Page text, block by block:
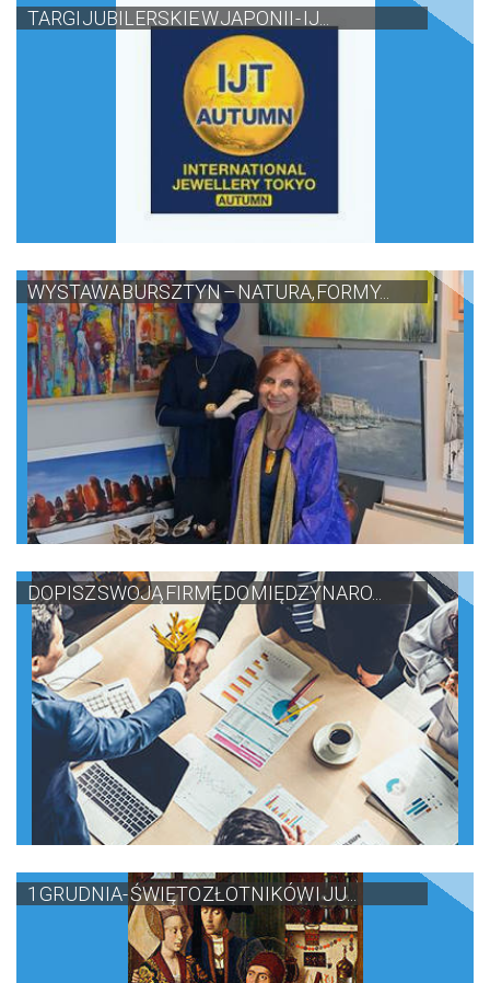
TARGI JUBILERSKIE W JAPONII - IJ...
WYSTAWA BURSZTYN – NATURA, FORMY...
DOPISZ SWOJĄ FIRMĘ DO MIĘDZYNARO...
1 GRUDNIA- ŚWIĘTO ZŁOTNIKÓW I JU...